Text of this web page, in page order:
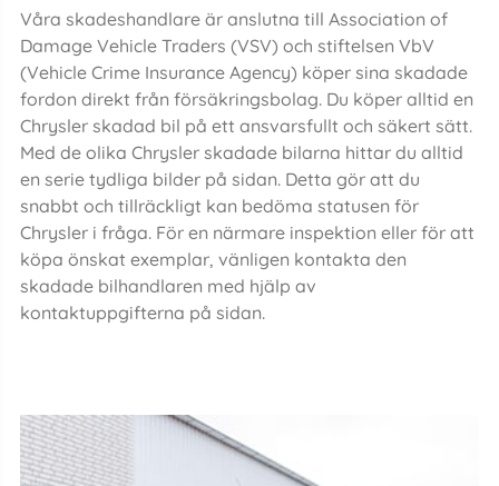
Våra skadeshandlare är anslutna till Association of
Damage Vehicle Traders (VSV) och stiftelsen VbV
(Vehicle Crime Insurance Agency) köper sina skadade
fordon direkt från försäkringsbolag. Du köper alltid en
Chrysler skadad bil på ett ansvarsfullt och säkert sätt.
Med de olika Chrysler skadade bilarna hittar du alltid
en serie tydliga bilder på sidan. Detta gör att du
snabbt och tillräckligt kan bedöma statusen för
Chrysler i fråga. För en närmare inspektion eller för att
köpa önskat exemplar, vänligen kontakta den
skadade bilhandlaren med hjälp av
kontaktuppgifterna på sidan.